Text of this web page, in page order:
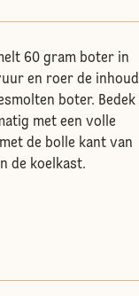
60 gram boter in
en roer de inhoud
boter. Bedek
met een volle
de bolle kant van
de koelkast.